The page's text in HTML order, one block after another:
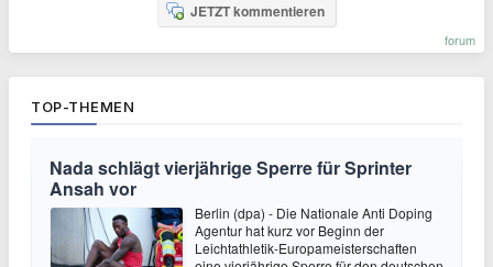
JETZT kommentieren
forum
TOP-THEMEN
Nada schlägt vierjährige Sperre für Sprinter
Ansah vor
Berlin (dpa) - Die Nationale Anti Doping
Agentur hat kurz vor Beginn der
Leichtathletik-Europameisterschaften